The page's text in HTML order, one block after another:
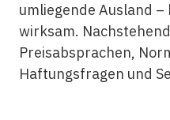
umliegende Ausland
wirksam.
Preisabsprachen,
Haftungsfragen und